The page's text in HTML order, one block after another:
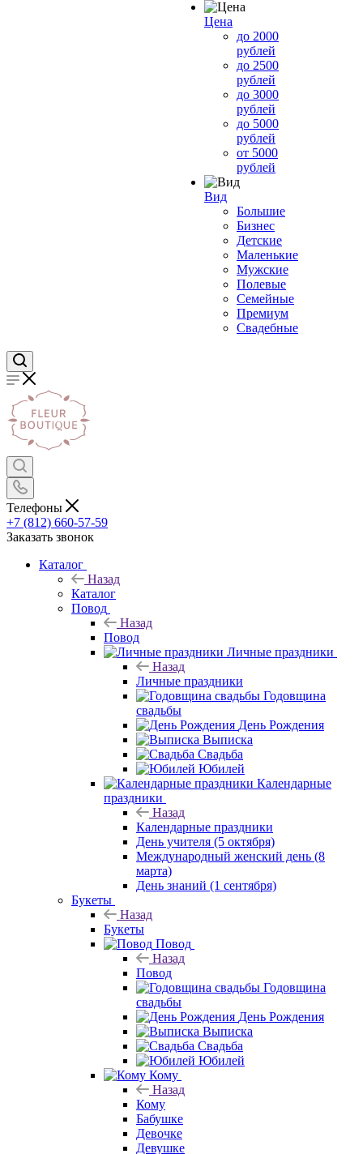
Цена
до 2000
рублей
до 2500
рублей
до 3000
рублей
до 5000
рублей
от 5000
рублей
Вид
Большие
Бизнес
Детские
Маленькие
Мужские
Полевые
Семейные
Премиум
Свадебные
Телефоны
+7 (812) 660-57-59
Заказать звонок
Каталог
Назад
Каталог
Повод
Назад
Повод
Личные праздники
Назад
Личные праздники
Годовщина
свадьбы
День Рождения
Выписка
Свадьба
Юбилей
Календарные
праздники
Назад
Календарные праздники
День учителя (5 октября)
Международный женский день (8
марта)
День знаний (1 сентября)
Букеты
Назад
Букеты
Повод
Назад
Повод
Годовщина
свадьбы
День Рождения
Выписка
Свадьба
Юбилей
Кому
Назад
Кому
Бабушке
Девочке
Девушке